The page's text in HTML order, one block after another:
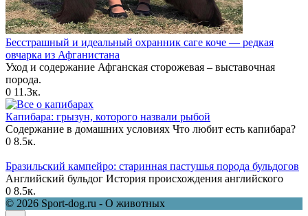
Бесстрашный и идеальный охранник саге коче — редкая
овчарка из Афганистана
Уход и содержание Афганская сторожевая – выставочная
порода.
0 11.3к.
Капибара: грызун, которого назвали рыбой
Содержание в домашних условиях Что любит есть капибара?
0 8.5к.
Бразильский кампейро: старинная пастушья порода бульдогов
Английский бульдог История происхождения английского
0 8.5к.
© 2026 Sport-dog.ru - О животных